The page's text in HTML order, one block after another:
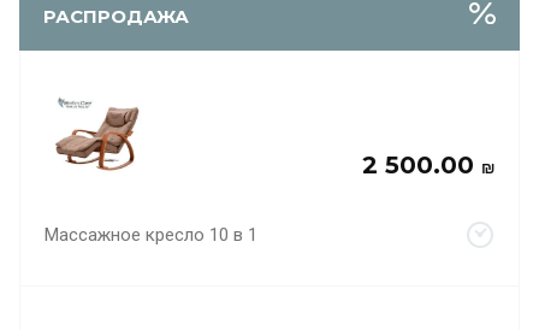
РАСПРОДАЖА
2 500.00 ₪
Массажное кресло 10 в 1